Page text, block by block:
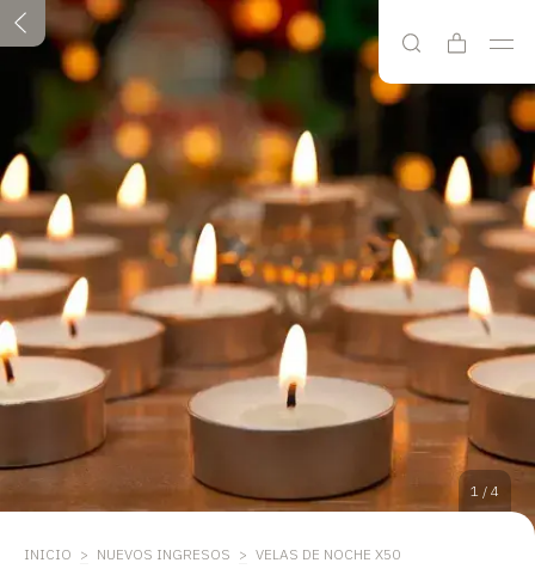
1 / 4
INICIO > NUEVOS INGRESOS > VELAS DE NOCHE X50